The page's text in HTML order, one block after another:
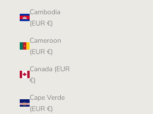
Cambodia
(EUR €)
Cameroon
(EUR €)
Canada (EUR
€)
Cape Verde
(EUR €)